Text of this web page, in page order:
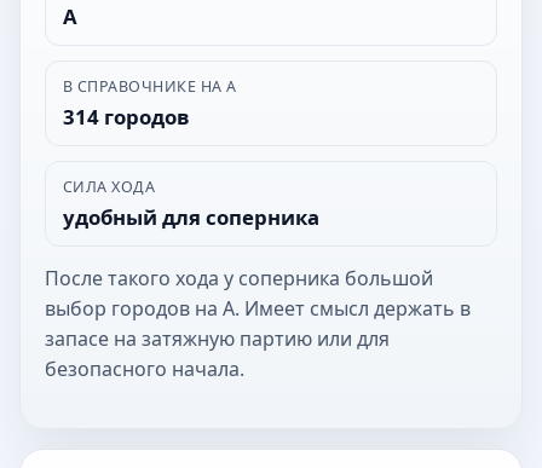
А
В СПРАВОЧНИКЕ НА А
314 городов
СИЛА ХОДА
удобный для соперника
После такого хода у соперника большой
выбор городов на А. Имеет смысл держать в
запасе на затяжную партию или для
безопасного начала.